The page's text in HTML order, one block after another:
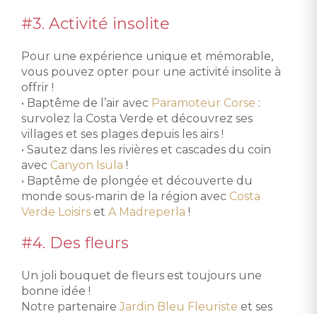
#3. Activité insolite
Pour une expérience unique et mémorable,
vous pouvez opter pour une activité insolite à
offrir !
• Baptême de l’air avec Paramoteur Corse :
survolez la Costa Verde et découvrez ses
villages et ses plages depuis les airs !
• Sautez dans les rivières et cascades du coin
avec Canyon Isula !
• Baptême de plongée et découverte du
monde sous-marin de la région avec Costa
Verde Loisirs et A Madreperla !
#4. Des fleurs
Un joli bouquet de fleurs est toujours une
bonne idée !
Notre partenaire Jardin Bleu Fleuriste et ses